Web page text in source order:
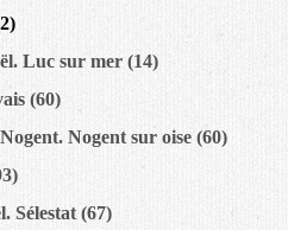
Luc sur mer (14)
(60)
Nogent sur oise (60)
Sélestat (67)